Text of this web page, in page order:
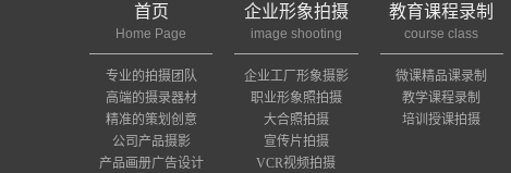
首页
Home Page
专业的拍摄团队
高端的摄录器材
精准的策划创意
公司产品摄影
产品画册广告设计
企业形象拍摄
image shooting
企业工厂形象摄影
职业形象照拍摄
大合照拍摄
宣传片拍摄
VCR视频拍摄
教育课程录制
course class
微课精品课录制
教学课程录制
培训授课拍摄